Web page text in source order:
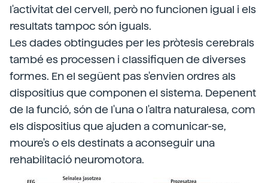
l'activitat del cervell, però no funcionen igual i els
resultats tampoc són iguals.
Les dades obtingudes per les pròtesis cerebrals
també es processen i classifiquen de diverses
formes. En el següent pas s'envien ordres als
dispositius que componen el sistema. Depenent
de la funció, són de l'una o l'altra naturalesa, com
els dispositius que ajuden a comunicar-se,
moure's o els destinats a aconseguir una
rehabilitació neuromotora.